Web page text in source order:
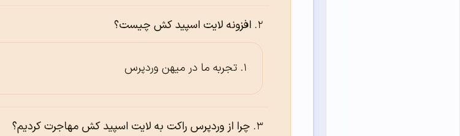
افزونه لایت اسپید کش چیست؟
تجربه ما در میهن وردپرس
چرا از وردپرس راکت به لایت اسپید کش مهاجرت کردیم؟